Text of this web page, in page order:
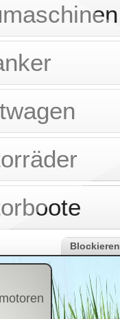
Blockieren